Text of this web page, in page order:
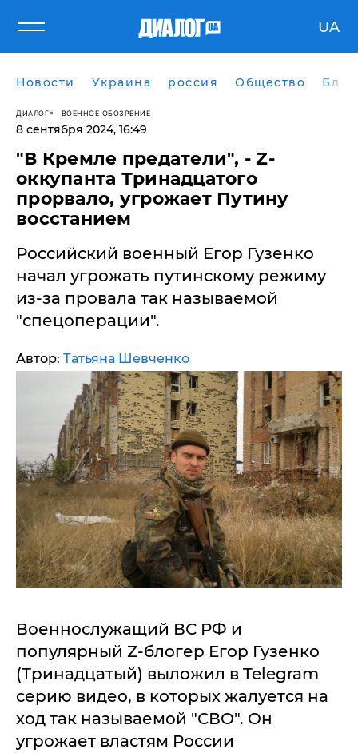
UA
Новости Украина россия Общество
ДИАЛОГ ВОЕННОЕ ОБОЗРЕНИЕ
8 сентября 2024, 16:49
"В Кремле предатели", - Z-
оккупанта Тринадцатого
прорвало, угрожает Путину
восстанием
​Российский военный Егор Гузенко
начал угрожать путинскому режиму
из-за провала так называемой
"спецоперации".
Автор: Татьяна Шевченко
Военнослужащий ВС РФ и
популярный Z-блогер Егор Гузенко
(Тринадцатый) выложил в Telegram
серию видео, в которых жалуется на
ход так называемой "СВО". Он
угрожает властям России